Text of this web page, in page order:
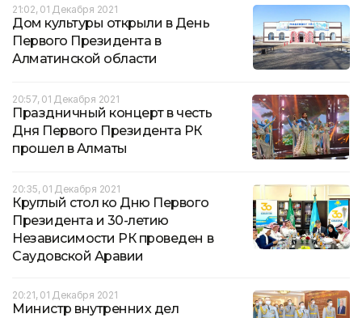
21:02, 01 Декабря 2021
Дом культуры открыли в День
Первого Президента в
Алматинской области
20:57, 01 Декабря 2021
Праздничный концерт в честь
Дня Первого Президента РК
прошел в Алматы
20:35, 01 Декабря 2021
Круглый стол ко Дню Первого
Президента и 30-летию
Независимости РК проведен в
Саудовской Аравии
20:21, 01 Декабря 2021
Министр внутренних дел